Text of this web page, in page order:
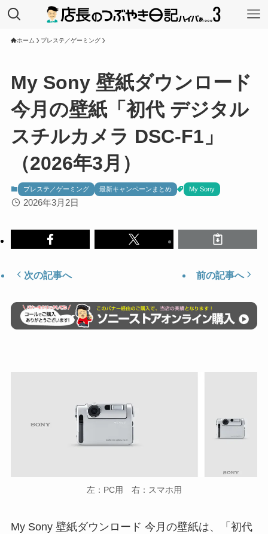
ホーム プレステ／ゲーミング
My Sony 壁紙ダウンロード
今月の壁紙「初代 デジタル
スチルカメラ DSC-F1」
（2026年3月）
プレステ／ゲーミング 最新キャンペーンまとめ My Sony
2026年3月2日
次の記事へ 前の記事へ
左：PC用 右：スマホ用
My Sony 壁紙ダウンロード 今月の壁紙は、「初代